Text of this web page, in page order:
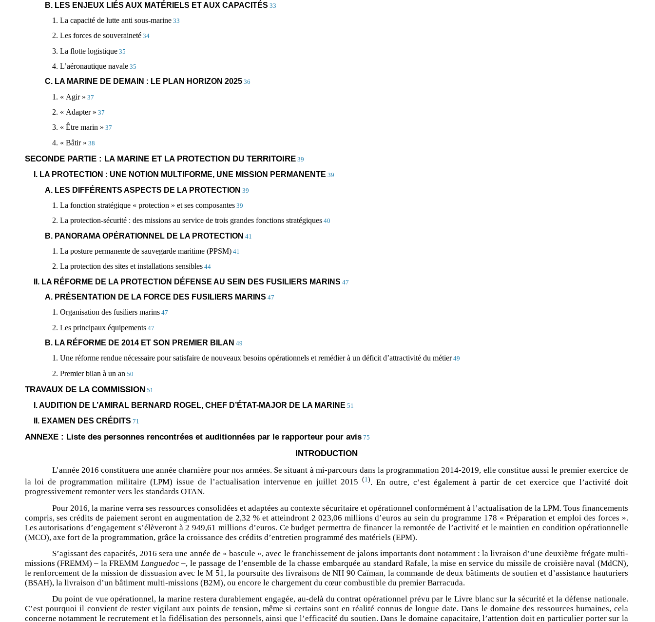
B. LES ENJEUX LIÉS AUX MATÉRIELS ET AUX CAPACITÉS 33
1. La capacité de lutte anti sous-marine33
2. Les forces de souveraineté34
3. La flotte logistique35
4. L’aéronautique navale35
C. LA MARINE DE DEMAIN : LE PLAN HORIZON 202536
1. « Agir » 37
2. « Adapter » 37
3. « Être marin » 37
4. « Bâtir » 38
SECONDE PARTIE : LA MARINE ET LA PROTECTION DU TERRITOIRE39
I. LA PROTECTION : UNE NOTION MULTIFORME, UNE MISSION PERMANENTE 39
A. LES DIFFÉRENTS ASPECTS DE LA PROTECTION 39
1. La fonction stratégique « protection » et ses composantes39
2. La protection-sécurité : des missions au service de trois grandes fonctions stratégiques40
B. PANORAMA OPÉRATIONNEL DE LA PROTECTION 41
1. La posture permanente de sauvegarde maritime (PPSM)41
2. La protection des sites et installations sensibles44
II. LA RÉFORME DE LA PROTECTION DÉFENSE AU SEIN DES FUSILIERS MARINS 47
A. PRÉSENTATION DE LA FORCE DES FUSILIERS MARINS 47
1. Organisation des fusiliers marins47
2. Les principaux équipements47
B. LA RÉFORME DE 2014 ET SON PREMIER BILAN 49
1. Une réforme rendue nécessaire pour satisfaire de nouveaux besoins opérationnels et remédier à un déficit d’attractivité du métier49
2. Premier bilan à un an 50
TRAVAUX DE LA COMMISSION 51
I. AUDITION DE L’AMIRAL BERNARD ROGEL, CHEF D’ÉTAT-MAJOR DE LA MARINE 51
II. EXAMEN DES CRÉDITS 71
ANNEXE : Liste des personnes rencontrées et auditionnées par le rapporteur pour avis75
INTRODUCTION
L’année 2016 constituera une année charnière pour nos armées. Se situant à mi-parcours dans la programmation 2014-2019, elle constitue aussi le premier exercice de
la loi de programmation militaire (LPM) issue de l’actualisation intervenue en juillet 2015(1). En outre, c’est également à partir de cet exercice que l’activité doit
progressivement remonter vers les standards OTAN.
Pour 2016, la marine verra ses ressources consolidées et adaptées au contexte sécuritaire et opérationnel conformément à l’actualisation de la LPM. Tous financements
compris, ses crédits de paiement seront en augmentation de 2,32 % et atteindront 2 023,06 millions d’euros au sein du programme 178 « Préparation et emploi des forces ».
Les autorisations d’engagement s’élèveront à 2 949,61 millions d’euros. Ce budget permettra de financer la remontée de l’activité et le maintien en condition opérationnelle
(MCO), axe fort de la programmation, grâce la croissance des crédits d’entretien programmé des matériels (EPM).
S’agissant des capacités, 2016 sera une année de « bascule », avec le franchissement de jalons importants dont notamment : la livraison d’une deuxième frégate multi-
missions (FREMM) – la FREMM Languedoc–, le passage de l’ensemble de la chasse embarquée au standard Rafale, la mise en service du missile de croisière naval (MdCN),
le renforcement de la mission de dissuasion avec le M 51, la poursuite des livraisons de NH 90 Caïman, la commande de deux bâtiments de soutien et d’assistance hauturiers
(BSAH), la livraison d’un bâtiment multi-missions (B2M), ou encore le chargement du cœur combustible du premier Barracuda.
Du point de vue opérationnel, la marine restera durablement engagée, au-delà du contrat opérationnel prévu par le Livre blanc sur la sécurité et la défense nationale.
C’est pourquoi il convient de rester vigilant aux points de tension, même si certains sont en réalité connus de longue date. Dans le domaine des ressources humaines, cela
concerne notamment le recrutement et la fidélisation des personnels, ainsi que l’efficacité du soutien. Dans le domaine capacitaire, l’attention doit en particulier porter sur la